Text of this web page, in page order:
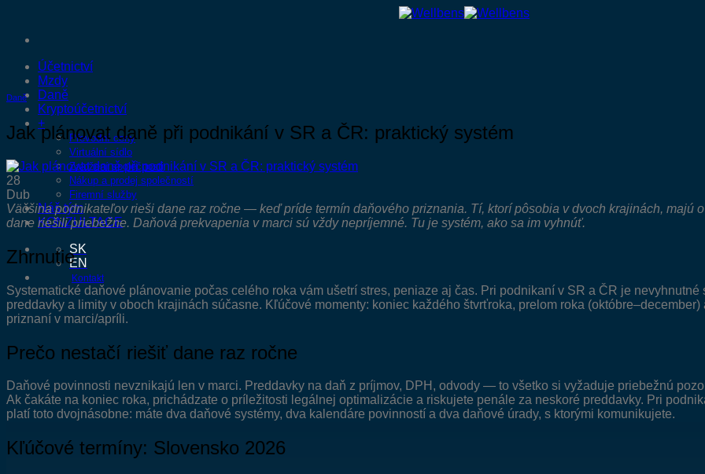
obsah
Účetnictví
Mzdy
Daně
Kryptoúčetnictví
+
Převodní ceny
Virtuální sídlo
Založení společnosti
Nákup a prodej společností
Firemní služby
Náš tým
KONZULTACE
SK
EN
Kontakt
Daně
Jak plánovat daně při podnikání v SR a ČR: praktický systém
28
Dub
Väčšina podnikateľov rieši dane raz ročne — keď príde termín daňového priznania. Tí, ktorí pôsobia v dvoch krajinách, majú
dane riešili priebežne. Daňová prekvapenia v marci sú vždy nepríjemné. Tu je systém, ako sa im vyhnúť.
Zhrnutie
Systematické daňové plánovanie počas celého roka vám ušetrí stres, peniaze aj čas. Pri podnikaní v SR a ČR je nevyhnutné
preddavky a limity v oboch krajinách súčasne. Kľúčové momenty: koniec každého štvrťroka, prelom roka (októbre–december)
priznaní v marci/apríli.
Prečo nestačí riešiť dane raz ročne
Daňové povinnosti nevznikajú len v marci. Preddavky na daň z príjmov, DPH, odvody — to všetko si vyžaduje priebežnú
Ak čakáte na koniec roka, prichádzate o príležitosti legálnej optimalizácie a riskujete penále za neskoré preddavky. Pri
platí toto dvojnásobne: máte dva daňové systémy, dva kalendáre povinností a dva daňové úrady, s ktorými komunikujete.
Kľúčové termíny: Slovensko 2026